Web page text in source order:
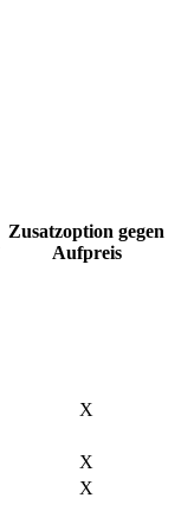
Zusatzoption gegen
Aufpreis
X
X
X